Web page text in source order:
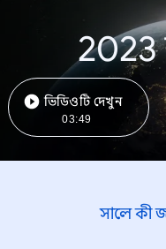
2023
ভিডিওটি দেখুন
03:49
সালে কী